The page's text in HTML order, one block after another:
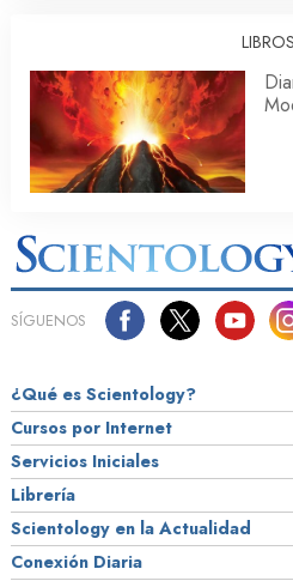
LIBROS
SÍGUENOS
¿Qué es Scientology?
Cursos por Internet
Servicios Iniciales
Librería
Scientology en la Actualidad
Conexión Diaria